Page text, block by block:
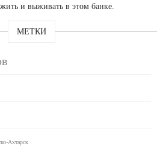
и выживать в этом банке.
МЕТКИ
Ахтарск